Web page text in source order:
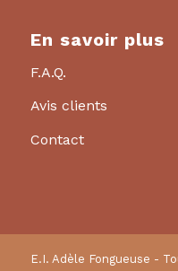
En savoir plus
F.A.Q.
Avis clients
Contact
E.I. Adèle Fongueuse -